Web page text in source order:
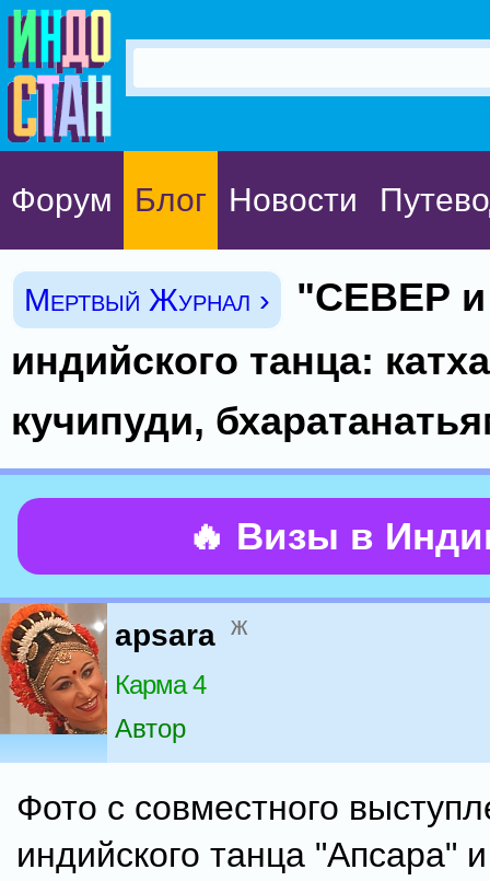
Форум Блог Новости
Мертвый Журнал ›
"СЕВЕР
индийского танца:
кучипуди,
🔥 Визы в
apsara ж
Карма 4
Автор
Фото с совместного
индийского танца "Апсара"